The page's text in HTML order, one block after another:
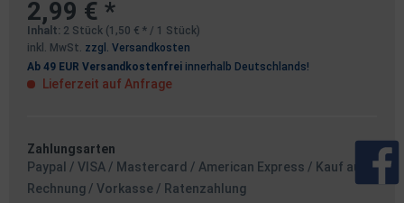
2,99 € *
Inhalt: 2 Stück (1,50 € * / 1 Stück)
inkl. MwSt. zzgl. Versandkosten
Ab 49 EUR Versandkostenfrei innerhalb Deutschlands!
Lieferzeit auf Anfrage
Zahlungsarten
Paypal / VISA / Mastercard / American Express / Kauf auf
Rechnung / Vorkasse / Ratenzahlung